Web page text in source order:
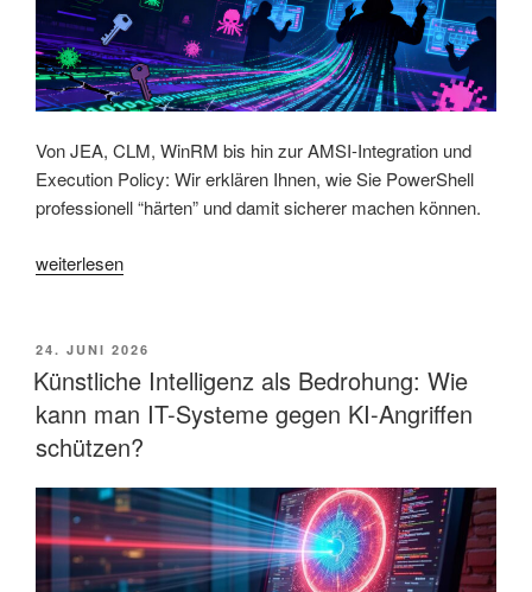
Von JEA, CLM, WinRM bis hin zur AMSI-Integration und
Execution Policy: Wir erklären Ihnen, wie Sie PowerShell
professionell “härten” und damit sicherer machen können.
„Powershell-
wichtigsten
Maßnahmen
und
essentielle
No-
Gos“
weiterlesen
VERÖFFENTLICHT
AM
24. JUNI 2026
Künstliche Intelligenz als Bedrohung: Wie
kann man IT-Systeme gegen KI-Angriffen
schützen?